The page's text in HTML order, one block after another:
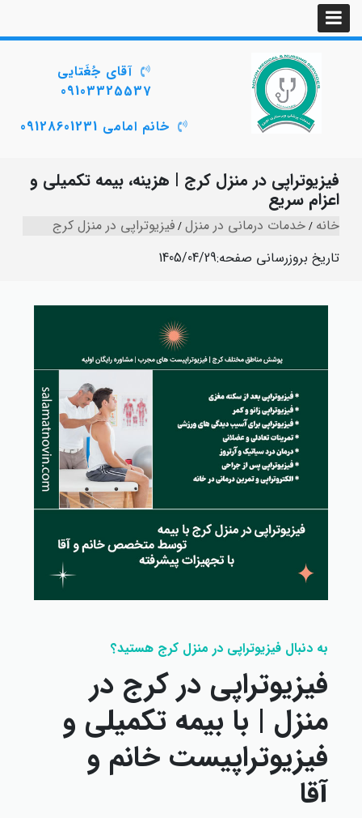
آقای جُغَتایی
09103325537
خانم امامی 09128601231
فیزیوتراپی در منزل کرج | هزینه، بیمه تکمیلی و
اعزام سریع
خانه خدمات درمانی در منزل فیزیوتراپی در منزل کرج
تاریخ بروزرسانی صفحه:1405/04/29
به دنبال فیزیوتراپی در منزل کرج هستید؟
فیزیوتراپی در کرج در
منزل | با بیمه تکمیلی و
فیزیوتراپیست خانم و
آقا